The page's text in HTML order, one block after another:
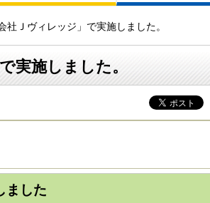
Ｊヴィレッジ」で実施しました。
実施しました。
ました